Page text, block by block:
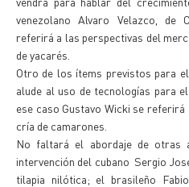
venezolano Alvaro Velazco, de
referirá a las perspectivas del
de yacarés.
Otro de los ítems previstos para
alude al uso de tecnologías para
ese caso Gustavo Wicki se
cría de camarones.
No faltará el abordaje de otras
intervención del cubano Sergio
tilapia nilótica; el brasileño